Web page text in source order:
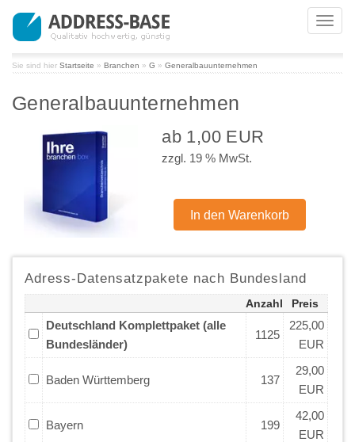
Sie sind hier Startseite » Branchen » G » Generalbauunternehmen
Generalbauunternehmen
ab 1,00 EUR
zzgl. 19 % MwSt.
Adress-Datensatzpakete nach Bundesland
Anzahl Preis
Deutschland Komplettpaket (alle
Bundesländer)
1125
225,00
EUR
Baden Württemberg 137
29,00
EUR
Bayern 199
42,00
EUR